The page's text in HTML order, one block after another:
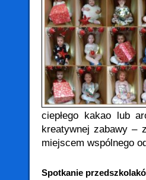
ciepłego kakao lub
kreatywnej zabawy –
miejscem wspólnego
Spotkanie